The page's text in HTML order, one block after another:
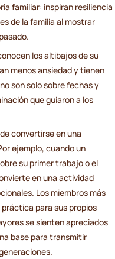
familiar: inspiran resiliencia
de la familia al mostrar
los altibajos de su
menos ansiedad y tienen
son solo sobre fechas y
que guiaron a los
convertirse en una
ejemplo, cuando un
su primer trabajo o el
en una actividad
Los miembros más
para sus propios
se sienten apreciados
base para transmitir